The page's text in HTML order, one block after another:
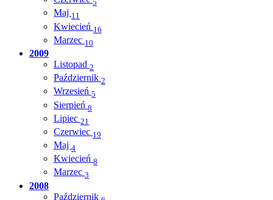
5
Maj 11
Kwiecień 16
Marzec 10
2009
Listopad 2
Październik 2
Wrzesień 5
Sierpień 8
Lipiec 21
Czerwiec 19
Maj 4
Kwiecień 8
Marzec 3
2008
Październik